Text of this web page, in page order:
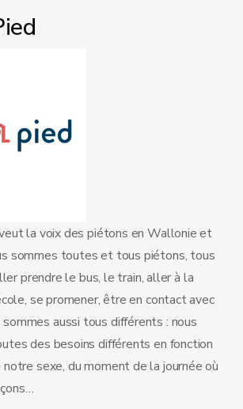
la voix des piétons en Wallonie et
sommes toutes et tous piétons, tous
prendre le bus, le train, aller à la
se promener, être en contact avec
aussi tous différents : nous
des besoins différents en fonction
sexe, du moment de la journée où